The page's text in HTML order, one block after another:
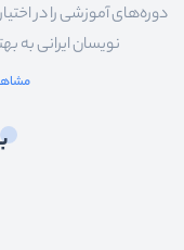
دوره‌های آموزشی را در
نویسان ایرانی به